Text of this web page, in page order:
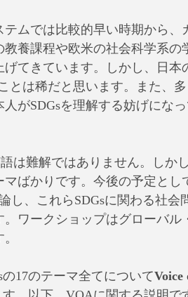
ムでは比較的早い時期から、
養課程や欧米の社会科学系の
てきています。しかし、日本
とは稀だと思います。また、
がSDGsを理解する妨げになっ
は難解ではありません。しか
ばかりです。今後の予定とし
し、これらSDGsに関わる社会
ワークショップはグローバル
の17のテーマ全てについてVoice